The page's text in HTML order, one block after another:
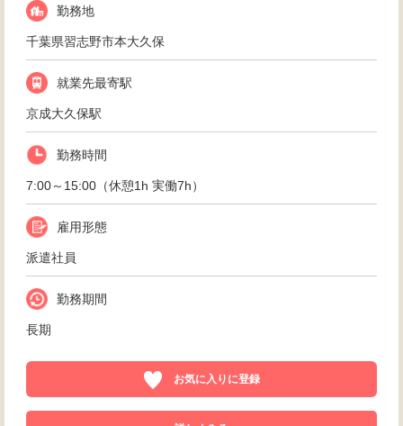
勤務地
千葉県習志野市本大久保
就業先最寄駅
京成大久保駅
勤務時間
7:00～15:00（休憩1h 実働7h）
雇用形態
派遣社員
勤務期間
長期
お気に入りに登録